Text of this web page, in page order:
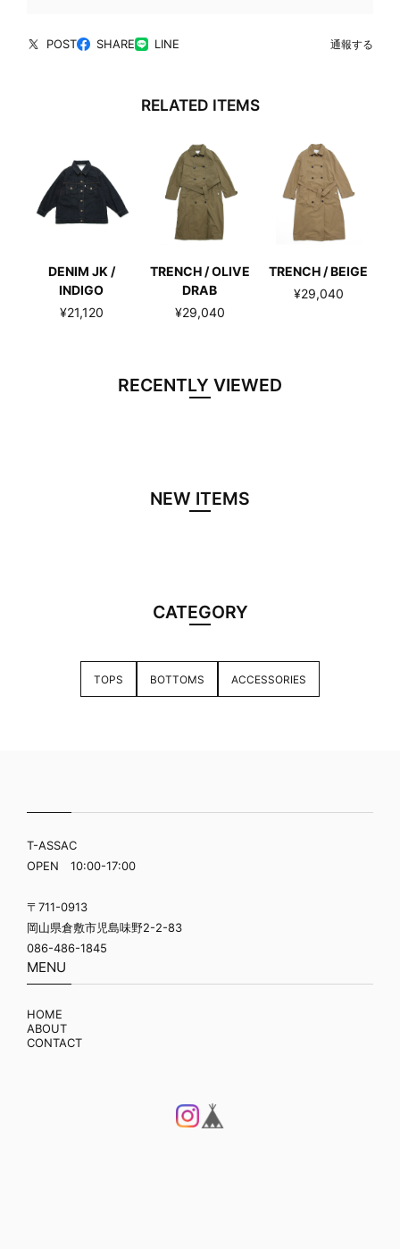
POST SHARE LINE 通報する
RELATED ITEMS
DENIM JK /
INDIGO
¥21,120
TRENCH / OLIVE
DRAB
¥29,040
TRENCH / BEIGE
¥29,040
RECENTLY VIEWED
NEW ITEMS
CATEGORY
TOPS BOTTOMS ACCESSORIES
T-ASSAC
OPEN 10:00-17:00
〒711-0913
岡山県倉敷市児島味野2-2-83
086-486-1845
MENU
HOME
ABOUT
CONTACT